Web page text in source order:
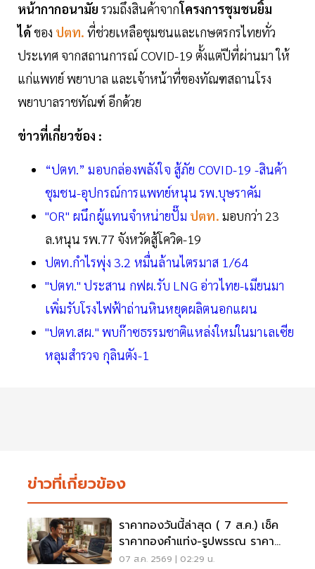
หน้ากากอนามัย รวมถึงสินค้าจากโครงการชุมชนยิ้ม
ได้ของ ปตท. ที่ช่วยเหลือชุมชนและเกษตรกรไทยทั่ว
ประเทศ จากสถานการณ์ COVID-19 ตั้งแต่ปีที่ผ่านมา ให้
แก่แพทย์ พยาบาล และเจ้าหน้าที่ของทัณฑสถานโรง
พยาบาลราชทัณฑ์ อีกด้วย
ข่าวที่เกี่ยวข้อง :
“ปตท.” มอบกล่องพลังใจ สู้ภัย COVID-19 -สินค้า
ชุมชน-อุปกรณ์การแพทย์หนุน รพ.บุษราคัม
"OR" ผนึกผู้แทนจำหน่ายปั๊ม ปตท.มอบกว่า 23
ล.หนุน รพ.77 จังหวัดสู้โควิด-19
ปตท.กำไรพุ่ง 3.2 หมื่นล้านไตรมาส 1/64
"ปตท." ประสาน กฟผ.รับ LNG อ่าวไทย-เมียนมา
เพิ่มรับโรงไฟฟ้าถ่านหินหยุดผลิตนอกแผน
"ปตท.สผ." พบก๊าซธรรมชาติแหล่งใหม่ในมาเลเซีย
หลุมสำรวจ กุลินตัง-1
ข่าวที่เกี่ยวข้อง
ราคาทองวันนี้ล่าสุด ( 7 ส.ค.) เช็ค
ราคาทองคำแท่ง-รูปพรรณ ราคา
ขาย - รับซื้อ กี่บาท
07 ส.ค. 2569 | 02:29 น.